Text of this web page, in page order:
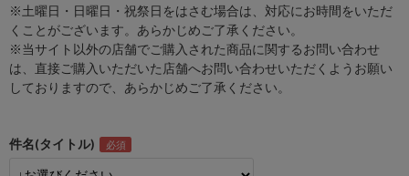
※土曜日・日曜日・祝祭日をはさむ場合は、対応にお時間をいただ
くことがございます。あらかじめご了承ください。
※当サイト以外の店舗でご購入された商品に関するお問い合わせ
は、直接ご購入いただいた店舗へお問い合わせいただくようお願い
しておりますので、あらかじめご了承ください。
件名(タイトル)